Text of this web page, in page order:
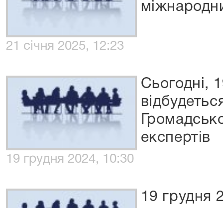
21 січня 2025, 12:23
Сьогодні,
експертів
19 грудня 2024, 10:30
19 грудня